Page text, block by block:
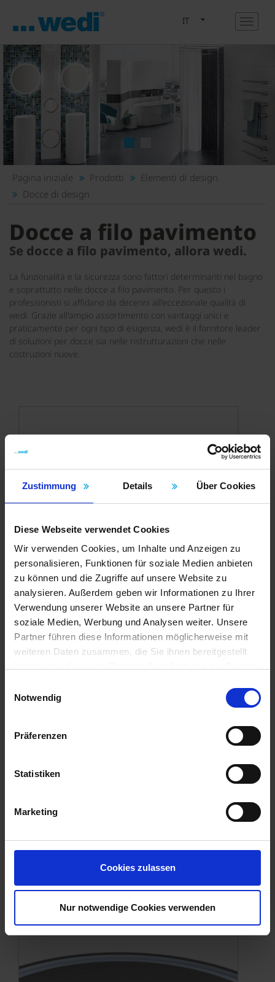
Zustimmung Details Über Cookies
Diese Webseite verwendet Cookies
Wir verwenden Cookies, um Inhalte und Anzeigen zu
personalisieren, Funktionen für soziale Medien anbieten
zu können und die Zugriffe auf unsere Website zu
analysieren. Außerdem geben wir Informationen zu Ihrer
Verwendung unserer Website an unsere Partner für
soziale Medien, Werbung und Analysen weiter. Unsere
Partner führen diese Informationen möglicherweise mit
weiteren Daten zusammen, die Sie ihnen bereitgestellt
Impressum
Notwendig
Präferenzen
Statistiken
Marketing
Cookies zulassen
Nur notwendige Cookies verwenden
IT
Pagina iniziale Prodotti
Elementi di design
Docce di design
Docce a filo pavimento
Se docce a filo pavimento, allora wedi.
La funzionalità e la sicurezza sono fattori determinanti nel bagno
e soprattutto nelle docce a filo pavimento. Per questo i
professionisti si affidano da decenni all'eccezionale qualità di
wedi. Grazie all'ampio assortimento con vantaggi unici e
praticamente per ogni tipo di esigenza, wedi è il fornitore leader
di soluzioni per docce sia nelle ristrutturazioni che nelle
costruzioni nuove.